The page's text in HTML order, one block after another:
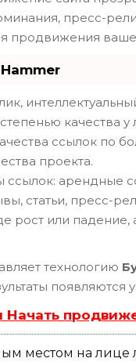
пресс-
продвижения
качества
ссылок по
проекта.
арендные
статьи, пресс-
рост или
технологию
Начать
местом на лице